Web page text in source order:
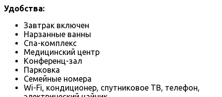
Удобства:
Завтрак включен
Нарзанные ванны
Спа-комплекс
Медицинский центр
Конференц-зал
Парковка
Семейные номера
Wi-Fi, кондиционер, спутниковое ТВ, телефон,